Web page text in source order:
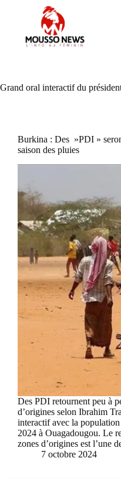
Grand oral interactif du
Burkina : Des »PDI »
saison des pluies
Des PDI retournent peu à
d’origines selon Ibrahim
interactif avec la
2024 à Ouagadougou. Le
zones d’origines est l’une
7 octobre 2024